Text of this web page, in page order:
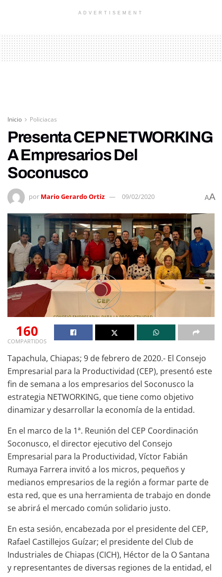
ADVERTISEMENT
Inicio Policiacas
Presenta CEP NETWORKING
A Empresarios Del
Soconusco
por Mario Gerardo Ortiz 09/02/2020 AA
160
COMPARTIDOS
Tapachula, Chiapas; 9 de febrero de 2020.- El Consejo
Empresarial para la Productividad (CEP), presentó este
fin de semana a los empresarios del Soconusco la
estrategia NETWORKING, que tiene como objetivo
dinamizar y desarrollar la economía de la entidad.
En el marco de la 1ª. Reunión del CEP Coordinación
Soconusco, el director ejecutivo del Consejo
Empresarial para la Productividad, Víctor Fabián
Rumaya Farrera invitó a los micros, pequeños y
medianos empresarios de la región a formar parte de
esta red, que es una herramienta de trabajo en donde
se abrirá el mercado común solidario justo.
En esta sesión, encabezada por el presidente del CEP,
Rafael Castillejos Guízar; el presidente del Club de
Industriales de Chiapas (CICH), Héctor de la O Santana
y representantes de diversas regiones de la entidad, el